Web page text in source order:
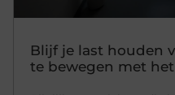
Blijf je last houden
te bewegen met